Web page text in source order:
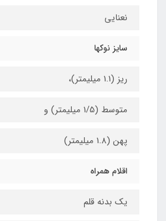
نعنایی
سایز نوکها
ریز (1.1 میلیمتر)،
متوسط (1/5 میلیمتر) و
پهن (1.8 میلیمتر)
اقلام همراه
یک بدنه قلم